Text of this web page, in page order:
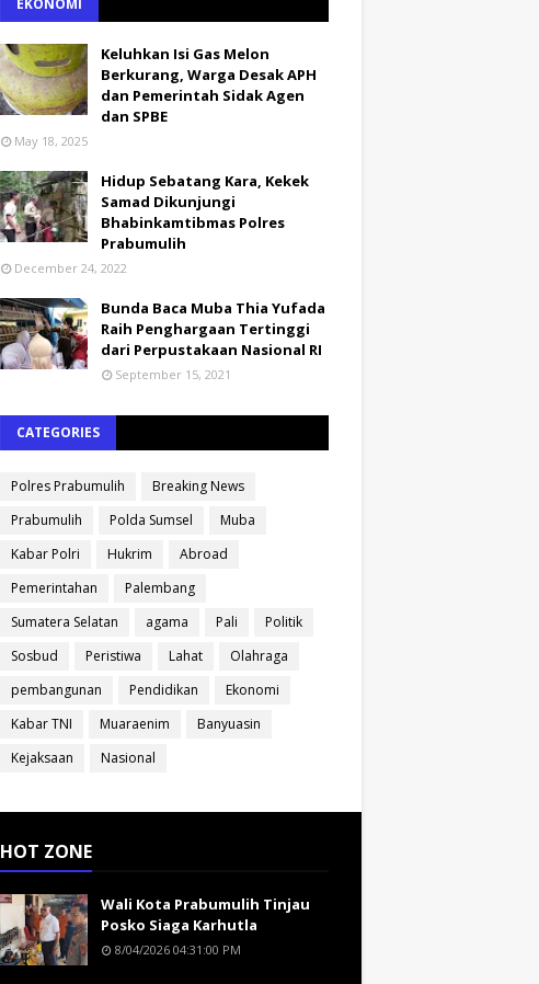
EKONOMI
Keluhkan Isi Gas Melon
Berkurang, Warga Desak APH
dan Pemerintah Sidak Agen
dan SPBE
May 18, 2025
Hidup Sebatang Kara, Kekek
Samad Dikunjungi
Bhabinkamtibmas Polres
Prabumulih
December 24, 2022
Bunda Baca Muba Thia Yufada
Raih Penghargaan Tertinggi
dari Perpustakaan Nasional RI
September 15, 2021
CATEGORIES
Polres Prabumulih
Breaking News
Prabumulih
Polda Sumsel
Muba
Kabar Polri
Hukrim
Abroad
Pemerintahan
Palembang
Sumatera Selatan
agama Pali
Politik
Sosbud
Peristiwa Lahat
Olahraga
pembangunan
Pendidikan
Ekonomi
Kabar TNI
Muaraenim
Banyuasin
Kejaksaan
Nasional
HOT ZONE
Wali Kota Prabumulih Tinjau
Posko Siaga Karhutla
8/04/2026 04:31:00 PM